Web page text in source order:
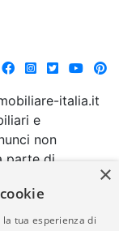
italia.it
e
non
parte di
italia.it
della
×
tua esperienza di